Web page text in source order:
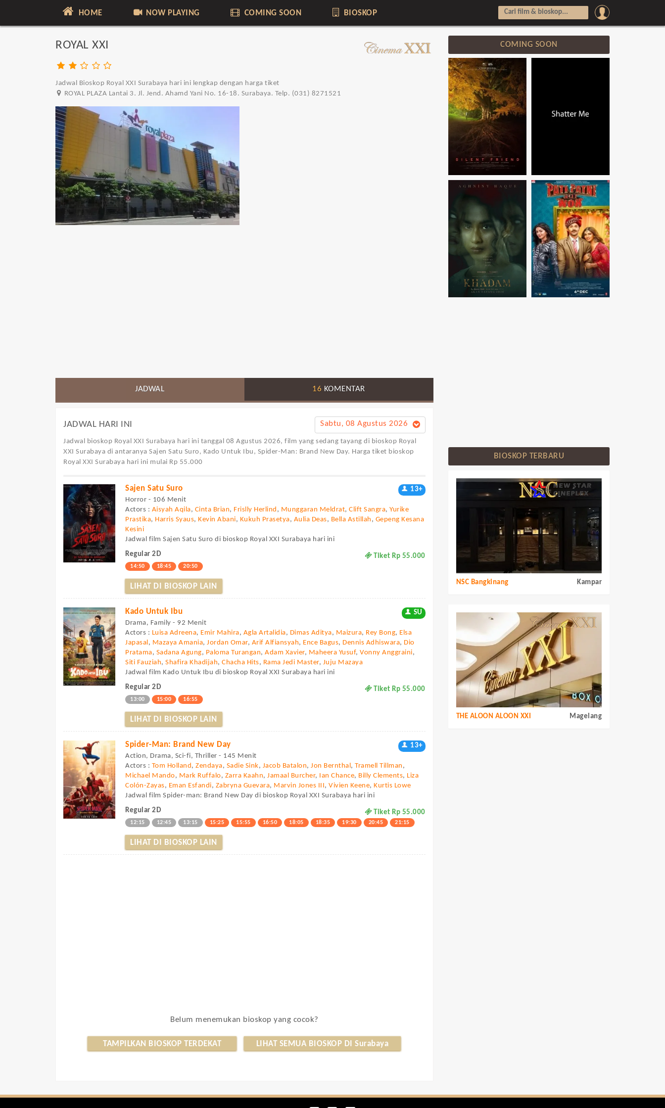
HOME NOW PLAYING COMING SOON BIOSKOP
ROYAL XXI
Jadwal Bioskop Royal XXI Surabaya hari ini lengkap dengan harga tiket
ROYAL PLAZA Lantai 3. Jl. Jend. Ahamd Yani No. 16-18. Surabaya. Telp. (031) 8271521
JADWAL 16 KOMENTAR
JADWAL HARI INI Sabtu, 08 Agustus 2026
Jadwal bioskop Royal XXI Surabaya hari ini tanggal 08 Agustus 2026, film yang sedang tayang di bioskop Royal
XXI Surabaya di antaranya Sajen Satu Suro, Kado Untuk Ibu, Spider-Man: Brand New Day. Harga tiket bioskop
Royal XXI Surabaya hari ini mulai Rp 55.000
Sajen Satu Suro
13+
Horror - 106 Menit
Actors : Aisyah Aqila, Cinta Brian, Frislly Herlind , Munggaran Meldrat,Clift Sangra,Yurike
Prastika, Harris Syaus,Kevin Abani, Kukuh Prasetya, Aulia Deas, Bella Astillah , Gepeng Kesana
Kesini
Jadwal film Sajen Satu Suro di bioskop Royal XXI Surabaya hari ini
Regular 2D
Tiket Rp 55.000
14:50 18:45 20:50
LIHAT DI BIOSKOP LAIN
Kado Untuk Ibu
SU
Drama, Family - 92 Menit
Actors : Luisa Adreena, Emir Mahira, Agla Artalidia, Dimas Aditya, Maizura, Rey Bong, Elsa
Japasal, Mazaya Amania,Jordan Omar, Arif Alfiansyah, Ence Bagus, Dennis Adhiswara, Dio
Pratama, Sadana Agung, Paloma Turangan,Adam Xavier, Maheera Yusuf,Vonny Anggraini,
Siti Fauziah,Shafira Khadijah,Chacha Hits, Rama Jedi Master, Juju Mazaya
Jadwal film Kado Untuk Ibu di bioskop Royal XXI Surabaya hari ini
Regular 2D
Tiket Rp 55.000
13:00 15:00 16:55
LIHAT DI BIOSKOP LAIN
Spider-Man: Brand New Day
13+
Action, Drama, Sci-fi, Thriller - 145 Menit
Actors : Tom Holland,Zendaya, Sadie Sink, Jacob Batalon,Jon Bernthal,Tramell Tillman ,
Michael Mando, Mark Ruffalo, Zarra Kaahn,Jamaal Burcher, Ian Chance, Billy Clements, Liza
Colón-Zayas, Eman Esfandi, Zabryna Guevara, Marvin Jones III,Vivien Keene,Kurtis Lowe
Jadwal film Spider-man: Brand New Day di bioskop Royal XXI Surabaya hari ini
Regular 2D
Tiket Rp 55.000
12:15 12:45 13:15 15:25 15:55 16:50 18:05 18:35 19:30 20:45 21:15
LIHAT DI BIOSKOP LAIN
Belum menemukan bioskop yang cocok?
TAMPILKAN BIOSKOP TERDEKAT LIHAT SEMUA BIOSKOP DI Surabaya
COMING SOON
BIOSKOP TERBARU
NSC Bangkinang Kampar
THE ALOON ALOON XXI Magelang